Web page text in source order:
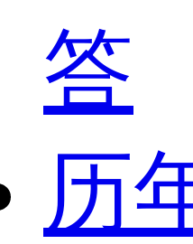
答
历